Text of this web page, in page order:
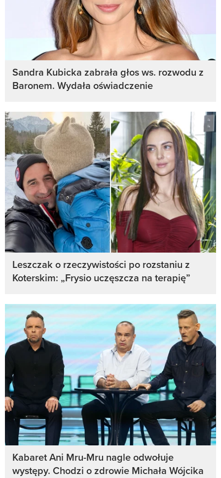
Sandra Kubicka zabrała głos ws. rozwodu z
Baronem. Wydała oświadczenie
Leszczak o rzeczywistości po rozstaniu z
Koterskim: „Frysio uczęszcza na terapię”
Kabaret Ani Mru-Mru nagle odwołuje
występy. Chodzi o zdrowie Michała Wójcika